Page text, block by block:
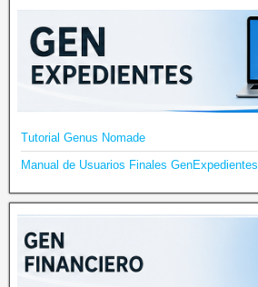
Tutorial Genus Nomade
Manual de Usuarios Finales GenExpedientes